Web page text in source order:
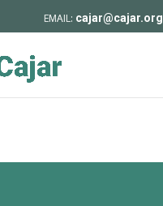
cajar@cajar.org